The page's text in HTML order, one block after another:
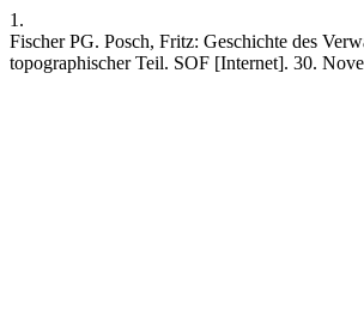
1.
Fischer PG. Posch, Fritz: Geschichte des
topographischer Teil. SOF [Internet]. 30.